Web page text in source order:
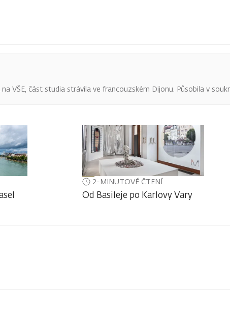
VŠE, část studia strávila ve francouzském Dijonu. Působila v
2-MINUTOVÉ ČTENÍ
Od Basileje po Karlovy Vary